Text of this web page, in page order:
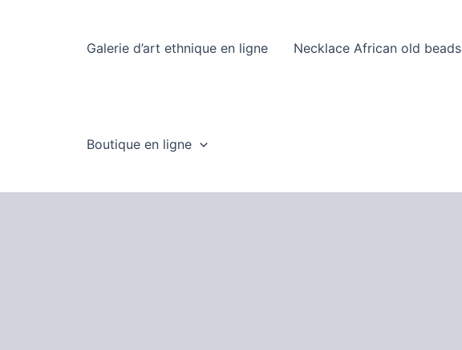
Galerie d’art ethnique en ligne Necklace African old beads
Boutique en ligne